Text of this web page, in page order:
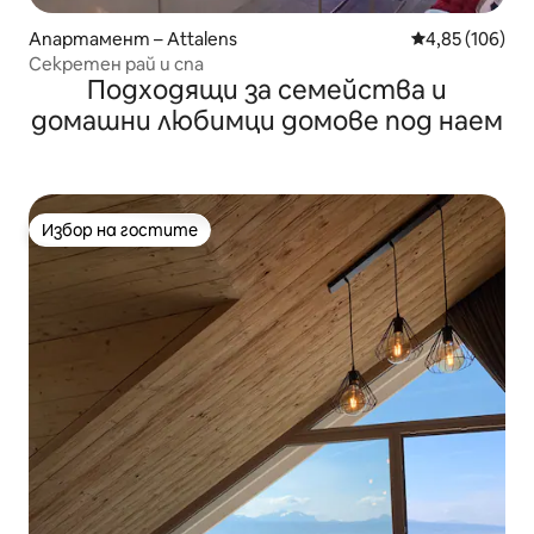
Апартамент – Attalens Средна
4,85 (106)
Секретен рай и спа
Подходящи за семейства и
домашни любимци домове под наем
Избор на гостите
Избор на гостите